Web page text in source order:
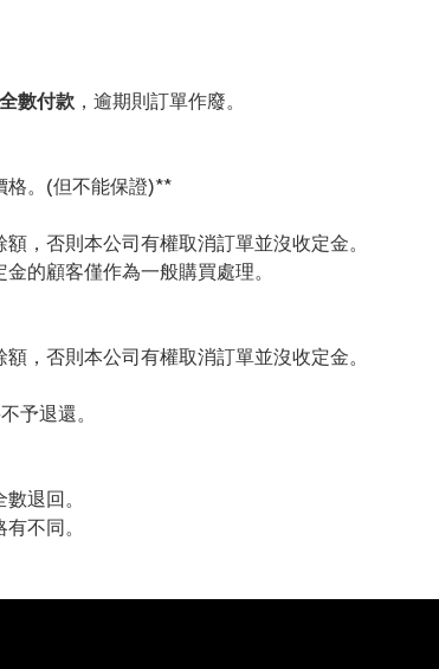
全數付款 ，逾期則訂單作廢。
格。(但不能保證)**
，否則本公司有權取消訂單並沒收定金。
的顧客僅作為一般購買處理。
，否則本公司有權取消訂單並沒收定金。
予退還。
退回。
不同。